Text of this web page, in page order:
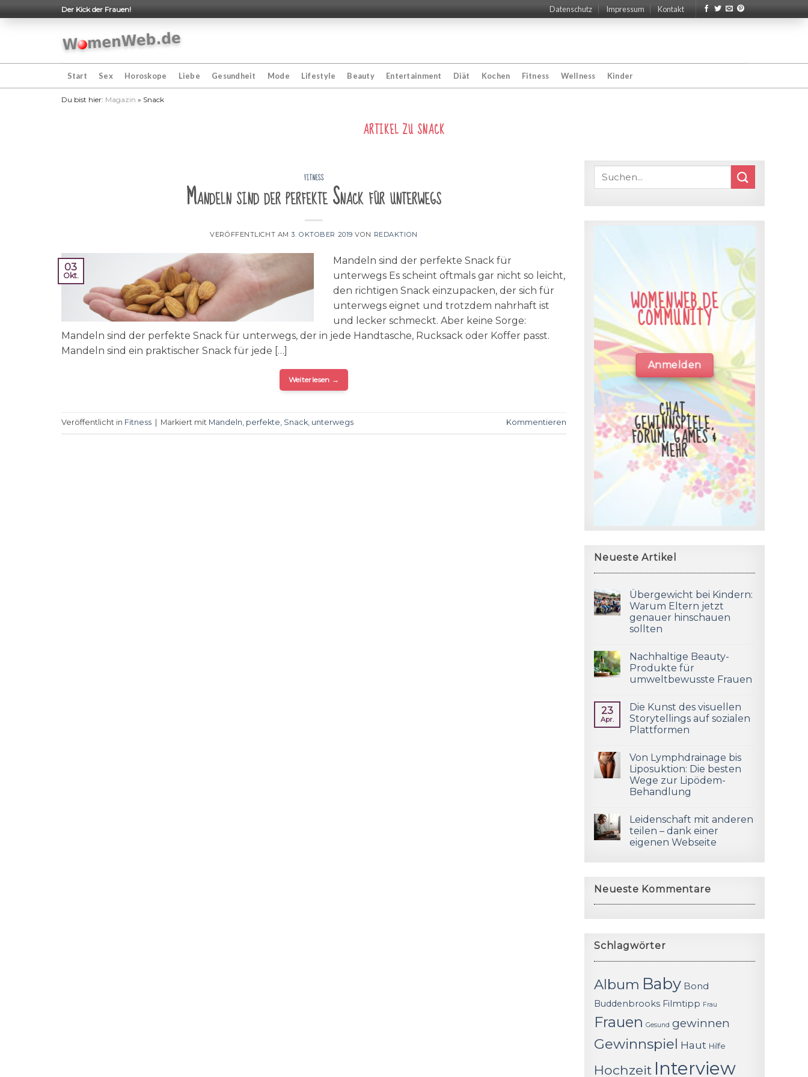
to
Der Kick der Frauen! Datenschutz Impressum Kontakt
Start Sex Horoskope Liebe Gesundheit Mode Lifestyle Beauty Entertainment Diät Kochen Fitness Wellness Kinder
Du bist hier: Magazin » Snack
ARTIKEL ZU SNACK
FITNESS
Mandeln sind der perfekte Snack für unterwegs
VERÖFFENTLICHT AM3. OKTOBER 2019 VON REDAKTION
03
Okt.
Mandeln sind der perfekte Snack für
unterwegs Es scheint oftmals gar nicht so leicht,
den richtigen Snack einzupacken, der sich für
unterwegs eignet und trotzdem nahrhaft ist
und lecker schmeckt. Aber keine Sorge:
Mandeln sind der perfekte Snack für unterwegs, der in jede Handtasche, Rucksack oder Koffer passt.
Mandeln sind ein praktischer Snack für jede […]
Weiterlesen →
Veröffentlicht in Fitness Markiert mit Mandeln, perfekte, Snack, unterwegs Kommentieren
WOMENWEB.DE
COMMUNITY
Anmelden
CHAT,
GEWINNSPIELE,
FORUM, GAMES &
MEHR
Neueste Artikel
Übergewicht bei Kindern:
Warum Eltern jetzt
genauer hinschauen
sollten
Nachhaltige Beauty-
Produkte für
umweltbewusste Frauen
23
Apr.
Die Kunst des visuellen
Storytellings auf sozialen
Plattformen
Von Lymphdrainage bis
Liposuktion: Die besten
Wege zur Lipödem-
Behandlung
Leidenschaft mit anderen
teilen – dank einer
eigenen Webseite
Neueste Kommentare
Schlagwörter
Album Baby Bond
Buddenbrooks Filmtipp Frau
Frauen Gesund gewinnen
Gewinnspiel Haut Hilfe
Hochzeit Interview